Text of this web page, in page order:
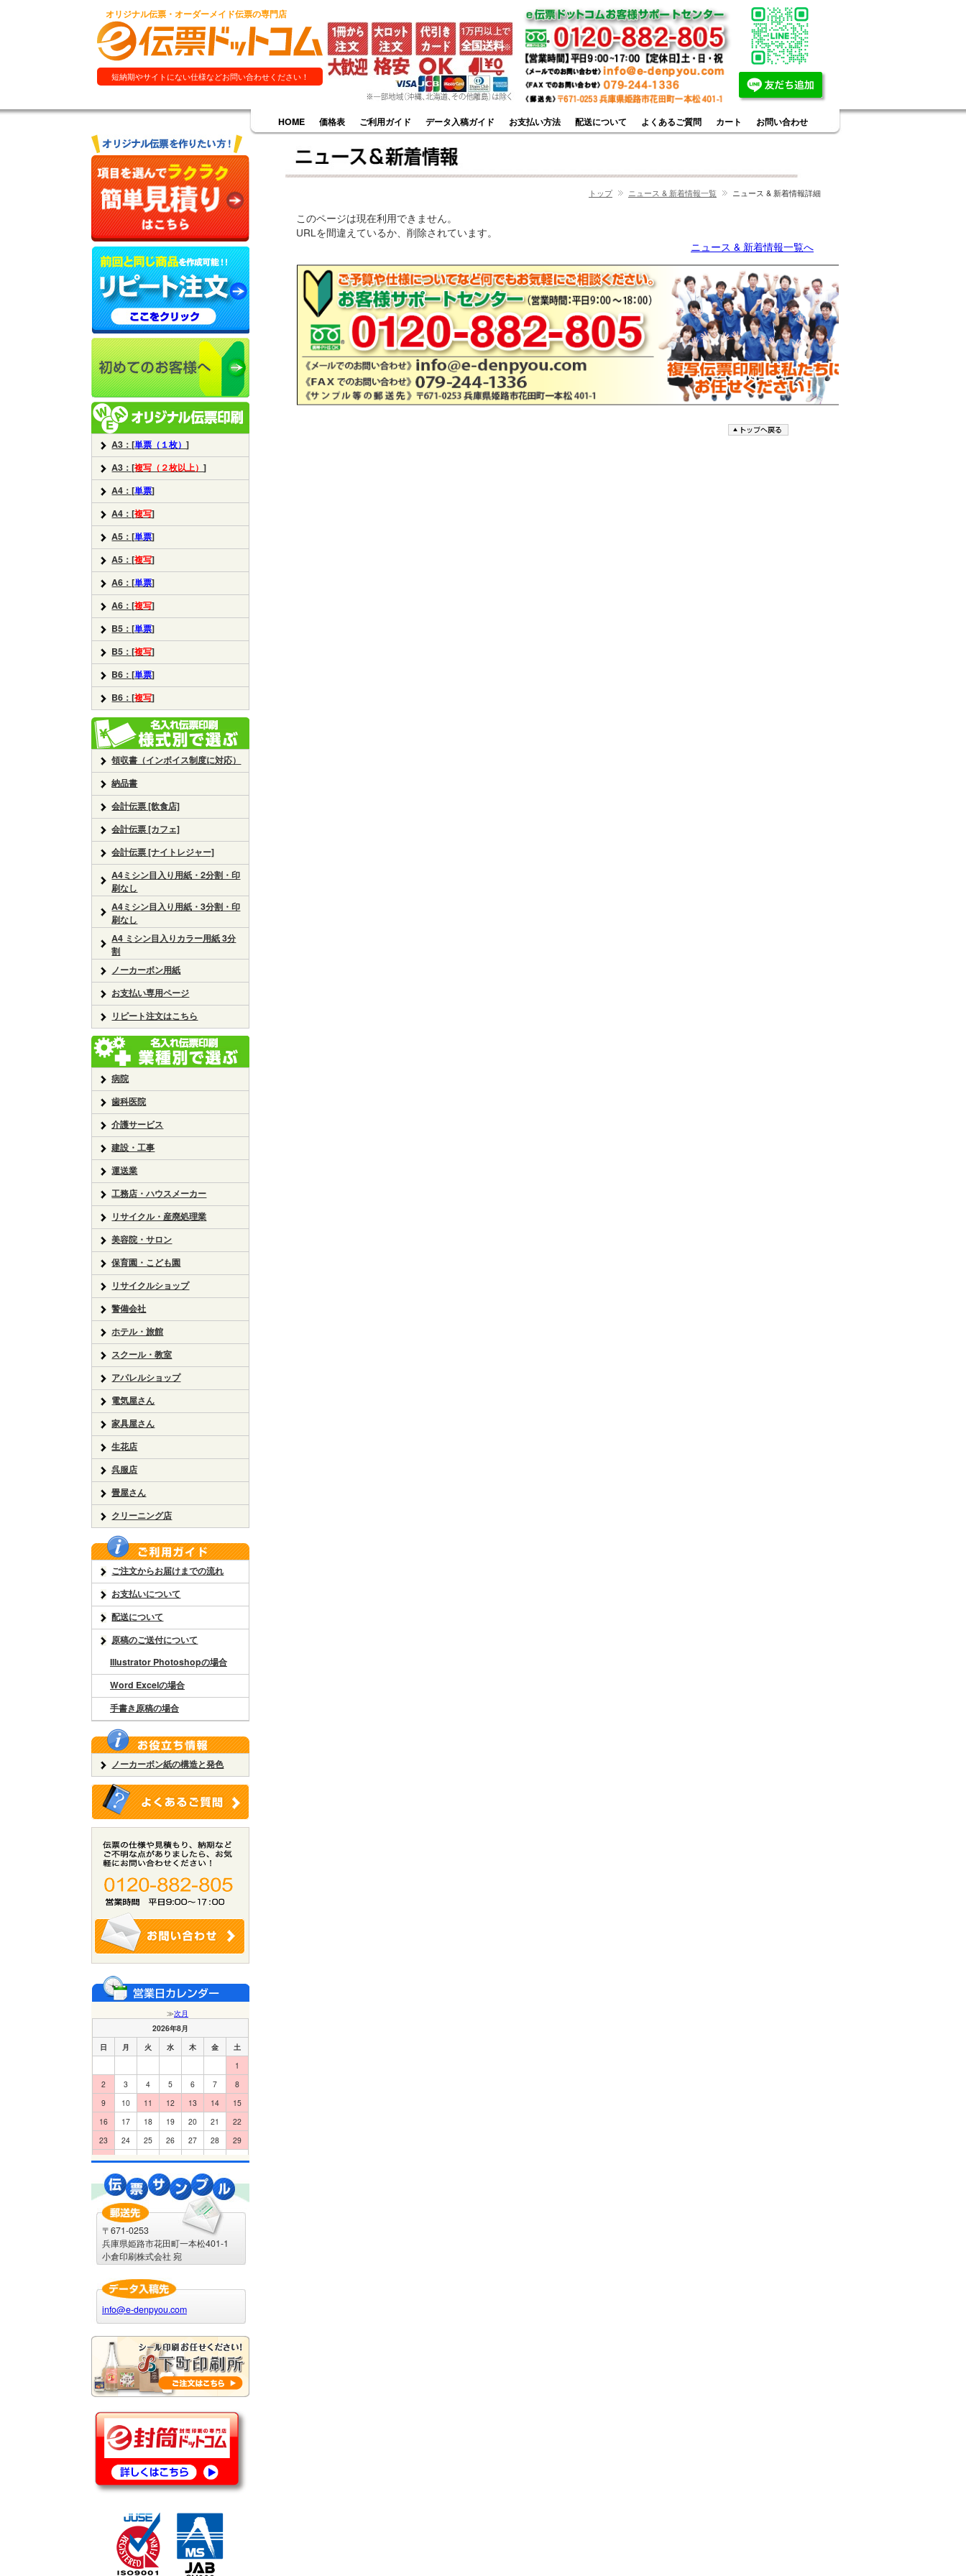
オリジナル伝票・オーダーメイド伝票の専門店
短納期やサイトにない仕様などお問い合わせください！
HOME 価格表 ご利用ガイド データ入稿ガイド お支払い方法 配送について よくあるご質問 カート お問い合わせ
トップ ニュース & 新着情報一覧 ニュース & 新着情報詳細
このページは現在利用できません。
URLを間違えているか、削除されています。
ニュース & 新着情報一覧へ
A3：[単票（１枚）]
A3：[複写（２枚以上）]
A4：[単票]
A4：[複写]
A5：[単票]
A5：[複写]
A6：[単票]
A6：[複写]
B5：[単票]
B5：[複写]
B6：[単票]
B6：[複写]
領収書（インボイス制度に対応）
納品書
会計伝票 [飲食店]
会計伝票 [カフェ]
会計伝票 [ナイトレジャー]
A4ミシン目入り用紙・2分割・印
刷なし
A4ミシン目入り用紙・3分割・印
刷なし
A4 ミシン目入りカラー用紙 3分
割
ノーカーボン用紙
お支払い専用ページ
リピート注文はこちら
病院
歯科医院
介護サービス
建設・工事
運送業
工務店・ハウスメーカー
リサイクル・産廃処理業
美容院・サロン
保育園・こども園
リサイクルショップ
警備会社
ホテル・旅館
スクール・教室
アパレルショップ
電気屋さん
家具屋さん
生花店
呉服店
畳屋さん
クリーニング店
ご注文からお届けまでの流れ
お支払いについて
配送について
原稿のご送付について
Illustrator Photoshopの場合
Word Excelの場合
手書き原稿の場合
ノーカーボン紙の構造と発色
〒671-0253
兵庫県姫路市花田町一本松401-1
小倉印刷株式会社 宛
info@e-denpyou.com